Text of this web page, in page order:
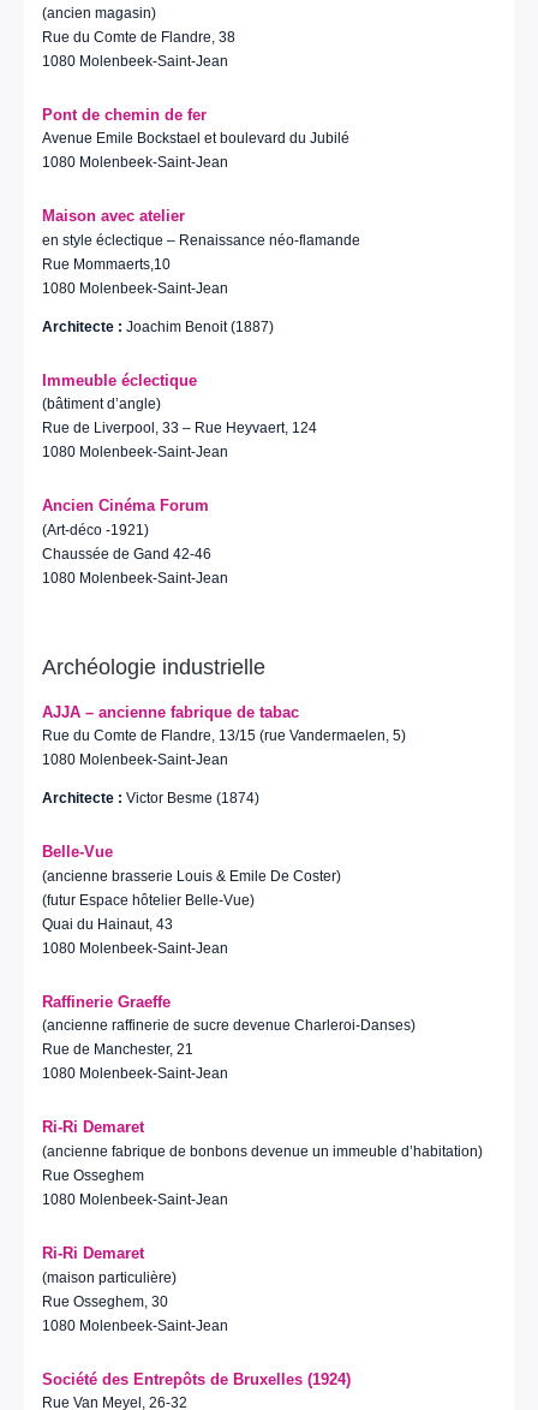
(ancien magasin)
Rue du Comte de Flandre, 38
1080 Molenbeek-Saint-Jean
Pont de chemin de fer
Avenue Emile Bockstael et boulevard du Jubilé
1080 Molenbeek-Saint-Jean
Maison avec atelier
en style éclectique – Renaissance néo-flamande
Rue Mommaerts,10
1080 Molenbeek-Saint-Jean
Architecte : Joachim Benoit (1887)
Immeuble éclectique
(bâtiment d’angle)
Rue de Liverpool, 33 – Rue Heyvaert, 124
1080 Molenbeek-Saint-Jean
Ancien Cinéma Forum
(Art-déco -1921)
Chaussée de Gand 42-46
1080 Molenbeek-Saint-Jean
Archéologie industrielle
AJJA – ancienne fabrique de tabac
Rue du Comte de Flandre, 13/15 (rue Vandermaelen, 5)
1080 Molenbeek-Saint-Jean
Architecte : Victor Besme (1874)
Belle-Vue
(ancienne brasserie Louis & Emile De Coster)
(futur Espace hôtelier Belle-Vue)
Quai du Hainaut, 43
1080 Molenbeek-Saint-Jean
Raffinerie Graeffe
(ancienne raffinerie de sucre devenue Charleroi-Danses)
Rue de Manchester, 21
1080 Molenbeek-Saint-Jean
Ri-Ri Demaret
(ancienne fabrique de bonbons devenue un immeuble d’habitation)
Rue Osseghem
1080 Molenbeek-Saint-Jean
Ri-Ri Demaret
(maison particulière)
Rue Osseghem, 30
1080 Molenbeek-Saint-Jean
Société des Entrepôts de Bruxelles (1924)
Rue Van Meyel, 26-32